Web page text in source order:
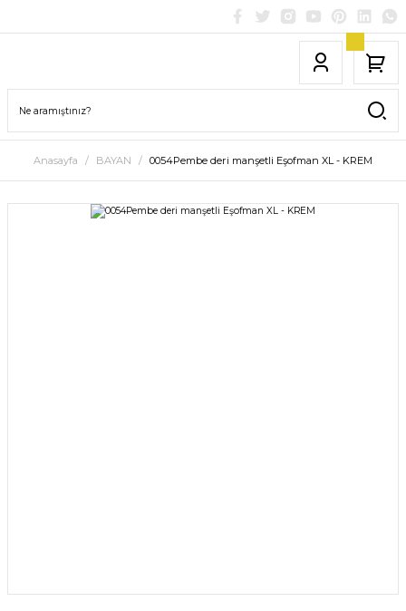
Anasayfa BAYAN 0054Pembe deri manşetli Eşofman XL - KREM